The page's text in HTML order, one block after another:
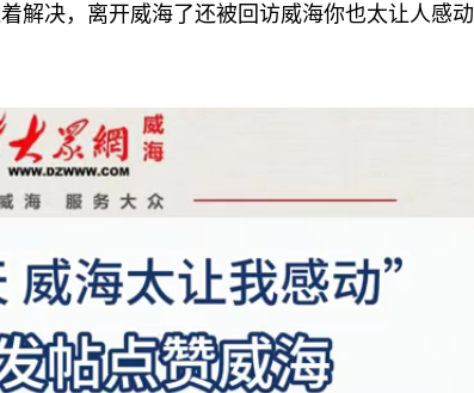
解决，离开威海了还被回访威海你也太让人感动